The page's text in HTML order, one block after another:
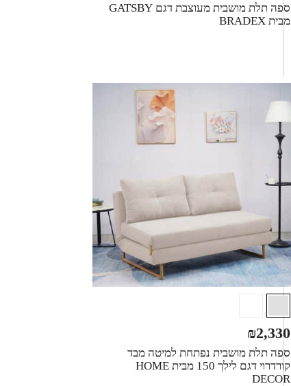
ספה תלת מושבית מעוצבת דגם GATSBY
מבית BRADEX
ספה תלת מושבית נפתחת למיטה מבד
קורדרוי דגם לילך 150 מבית HOME
DECOR
₪2,330